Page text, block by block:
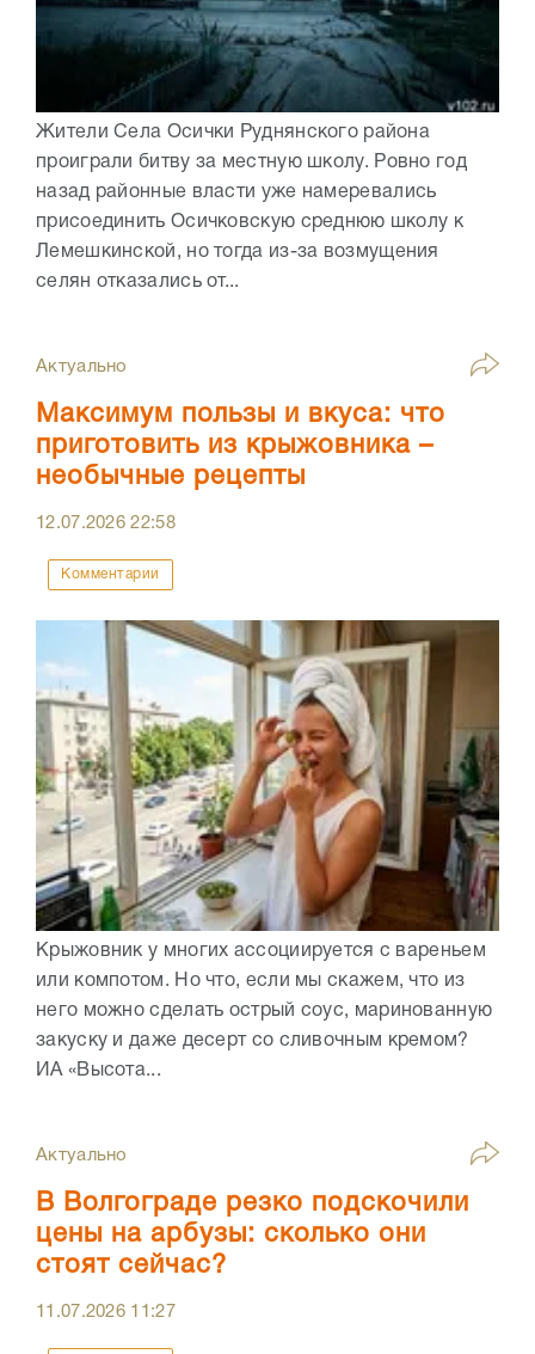
Жители Села Осички Руднянского района
проиграли битву за местную школу. Ровно год
назад районные власти уже намеревались
присоединить Осичковскую среднюю школу к
Лемешкинской, но тогда из-за возмущения
селян отказались от...
Актуально
Максимум пользы и вкуса: что
приготовить из крыжовника –
необычные рецепты
12.07.202622:58
Комментарии
Крыжовник у многих ассоциируется с вареньем
или компотом. Но что, если мы скажем, что из
него можно сделать острый соус, маринованную
закуску и даже десерт со сливочным кремом?
ИА «Высота...
Актуально
В Волгограде резко подскочили
цены на арбузы: сколько они
стоят сейчас?
11.07.2026 11:27